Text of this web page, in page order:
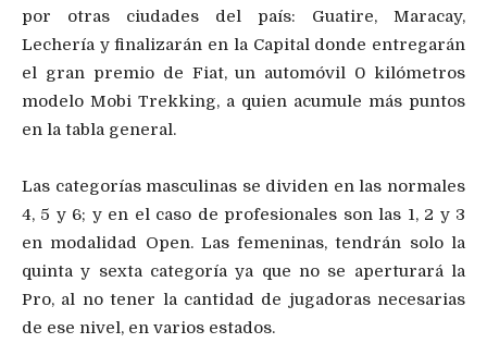
por otras ciudades del país: Guatire, Maracay,
Lechería y finalizarán en la Capital donde entregarán
el gran premio de Fiat, un automóvil 0 kilómetros
modelo Mobi Trekking, a quien acumule más puntos
en la tabla general.
Las categorías masculinas se dividen en las normales
4, 5 y 6; y en el caso de profesionales son las 1, 2 y 3
en modalidad Open. Las femeninas, tendrán solo la
quinta y sexta categoría ya que no se aperturará la
Pro, al no tener la cantidad de jugadoras necesarias
de ese nivel, en varios estados.